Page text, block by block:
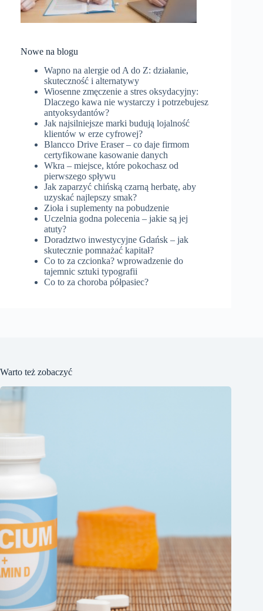
Nowe na blogu
Wapno na alergie od A do Z: działanie,
skuteczność i alternatywy
Wiosenne zmęczenie a stres oksydacyjny:
Dlaczego kawa nie wystarczy i potrzebujesz
antyoksydantów?
Jak najsilniejsze marki budują lojalność
klientów w erze cyfrowej?
Blancco Drive Eraser – co daje firmom
certyfikowane kasowanie danych
Wkra – miejsce, które pokochasz od
pierwszego spływu
Jak zaparzyć chińską czarną herbatę, aby
uzyskać najlepszy smak?
Zioła i suplementy na pobudzenie
Uczelnia godna polecenia – jakie są jej
atuty?
Doradztwo inwestycyjne Gdańsk – jak
skutecznie pomnażać kapitał?
Co to za czcionka? wprowadzenie do
tajemnic sztuki typografii
Co to za choroba półpasiec?
Warto też zobaczyć